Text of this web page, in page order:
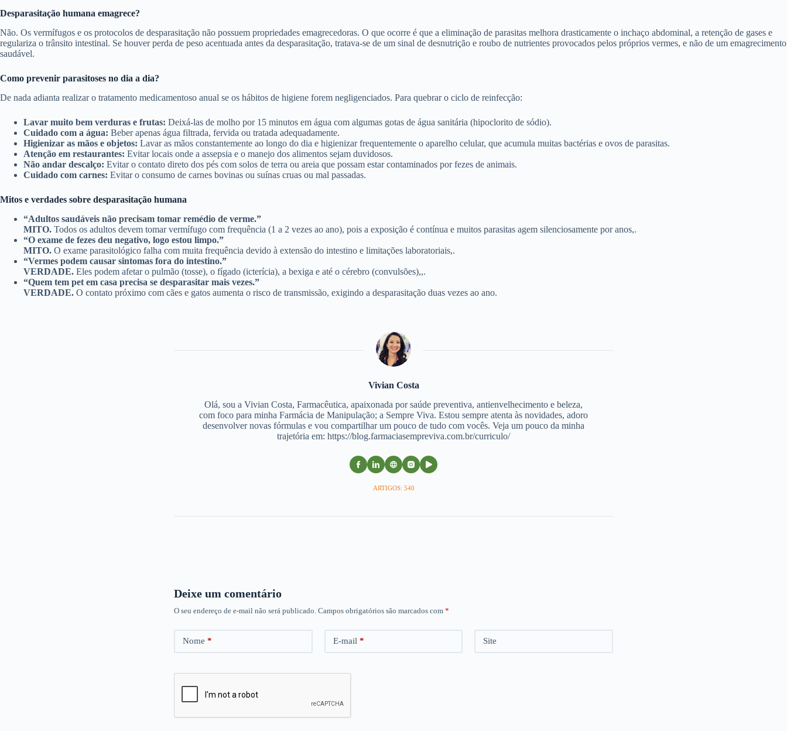
Desparasitação humana emagrece?
Não. Os vermífugos e os protocolos de desparasitação não possuem propriedades emagrecedoras. O que ocorre é que a eliminação de parasitas melhora drasticamente o inchaço abdominal, a retenção de gases e
regulariza o trânsito intestinal. Se houver perda de peso acentuada antes da desparasitação, tratava-se de um sinal de desnutrição e roubo de nutrientes provocados pelos próprios vermes, e não de um emagrecimento
saudável.
Como prevenir parasitoses no dia a dia?
De nada adianta realizar o tratamento medicamentoso anual se os hábitos de higiene forem negligenciados. Para quebrar o ciclo de reinfecção:
Lavar muito bem verduras e frutas: Deixá-las de molho por 15 minutos em água com algumas gotas de água sanitária (hipoclorito de sódio).
Cuidado com a água: Beber apenas água filtrada, fervida ou tratada adequadamente.
Higienizar as mãos e objetos: Lavar as mãos constantemente ao longo do dia e higienizar frequentemente o aparelho celular, que acumula muitas bactérias e ovos de parasitas.
Atenção em restaurantes: Evitar locais onde a assepsia e o manejo dos alimentos sejam duvidosos.
Não andar descalço: Evitar o contato direto dos pés com solos de terra ou areia que possam estar contaminados por fezes de animais.
Cuidado com carnes: Evitar o consumo de carnes bovinas ou suínas cruas ou mal passadas.
Mitos e verdades sobre desparasitação humana
“Adultos saudáveis não precisam tomar remédio de verme.”
MITO. Todos os adultos devem tomar vermífugo com frequência (1 a 2 vezes ao ano), pois a exposição é contínua e muitos parasitas agem silenciosamente por anos,.
“O exame de fezes deu negativo, logo estou limpo.”
MITO. O exame parasitológico falha com muita frequência devido à extensão do intestino e limitações laboratoriais,.
“Vermes podem causar sintomas fora do intestino.”
VERDADE. Eles podem afetar o pulmão (tosse), o fígado (icterícia), a bexiga e até o cérebro (convulsões),,.
“Quem tem pet em casa precisa se desparasitar mais vezes.”
VERDADE. O contato próximo com cães e gatos aumenta o risco de transmissão, exigindo a desparasitação duas vezes ao ano.
Vivian Costa
Olá, sou a Vivian Costa, Farmacêutica, apaixonada por saúde preventiva, antienvelhecimento e beleza,
com foco para minha Farmácia de Manipulação; a Sempre Viva. Estou sempre atenta às novidades, adoro
desenvolver novas fórmulas e vou compartilhar um pouco de tudo com vocês. Veja um pouco da minha
trajetória em: https://blog.farmaciasempreviva.com.br/curriculo/
ARTIGOS: 540
Deixe um comentário
O seu endereço de e-mail não será publicado. Campos obrigatórios são marcados com *
Nome * E-mail * Site